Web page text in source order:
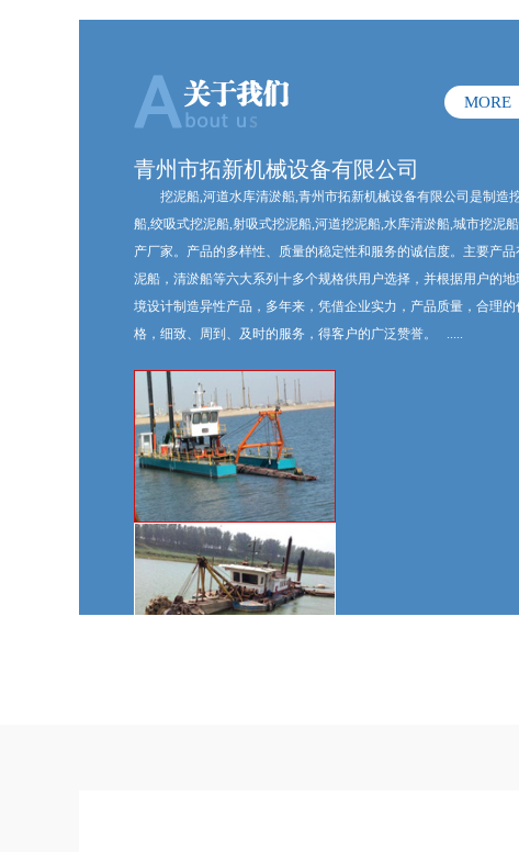
出口
旱地选铁系列 筛
MORE
青州市拓新机械设备有限公司
挖泥船,河道水库清淤船,青州市拓新机械设备有限公司是制造
船,绞吸式挖泥船,射吸式挖泥船,河道挖泥船,水库清淤船,城市挖泥
产厂家。产品的多样性、质量的稳定性和服务的诚信度。主要产品
泥船，清淤船等六大系列十多个规格供用户选择，并根据用户的地
境设计制造异性产品，多年来，凭借企业实力，产品质量，合理的
格，细致、周到、及时的服务，得客户的广泛赞誉。 .....